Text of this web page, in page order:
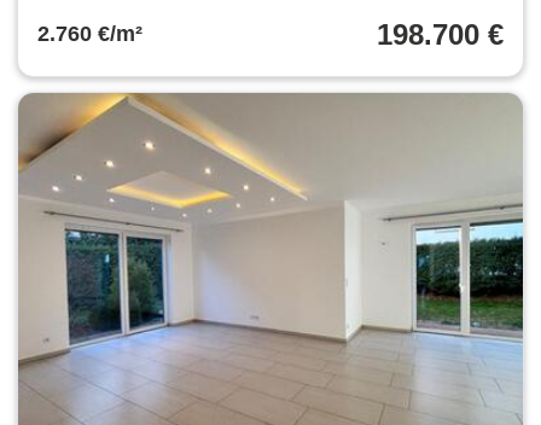
2.760 €/m² 198.700 €